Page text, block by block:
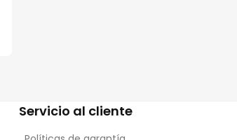
Servicio al cliente